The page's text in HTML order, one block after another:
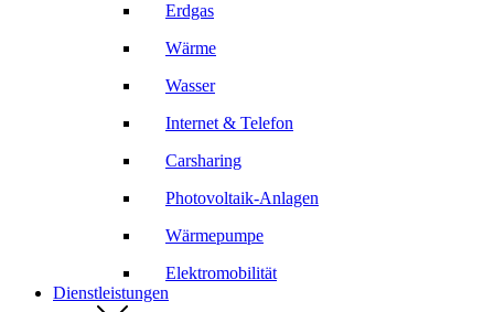
Erdgas
Wärme
Wasser
Internet & Telefon
Carsharing
Photovoltaik-Anlagen
Wärmepumpe
Elektromobilität
Dienstleistungen